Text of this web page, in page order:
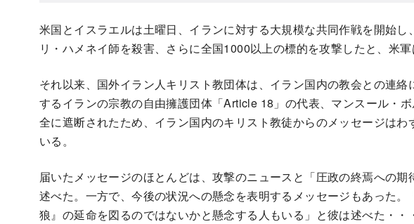
米国とイスラエルは土曜日、イランに対する大規模な共同作戦を開始
リ・ハメネイ師を殺害、さらに全国1000以上の標的を攻撃したと、米軍
それ以来、国外イラン人キリスト教団体は、イラン国内の教会との連
するイランの宗教の自由擁護団体「Article 18」の代表、マンスール・
全に遮断されたため、イラン国内のキリスト教徒からのメッセージは
いる。
届いたメッセージのほとんどは、攻撃のニュースと「圧政の終焉への
述べた。一方で、今後の状況への懸念を表明するメッセージもあった
狼』の延命を図るのではないかと懸念する人もいる」と彼は述べた・・